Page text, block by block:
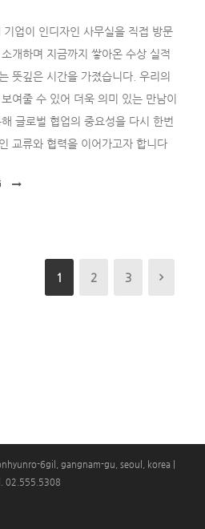
업이 인디자인 사무실을 직접 방문
개하며 지금까지 쌓아온 수상 실적
뜻깊은 시간을 가졌습니다. 우리의
여줄 수 있어 더욱 의미 있는 만남이
글로벌 협업의 중요성을 다시 한번
교류와 협력을 이어가고자 합니다
1 2 3
6gil, gangnam-gu, seoul, korea |
02.555.5308